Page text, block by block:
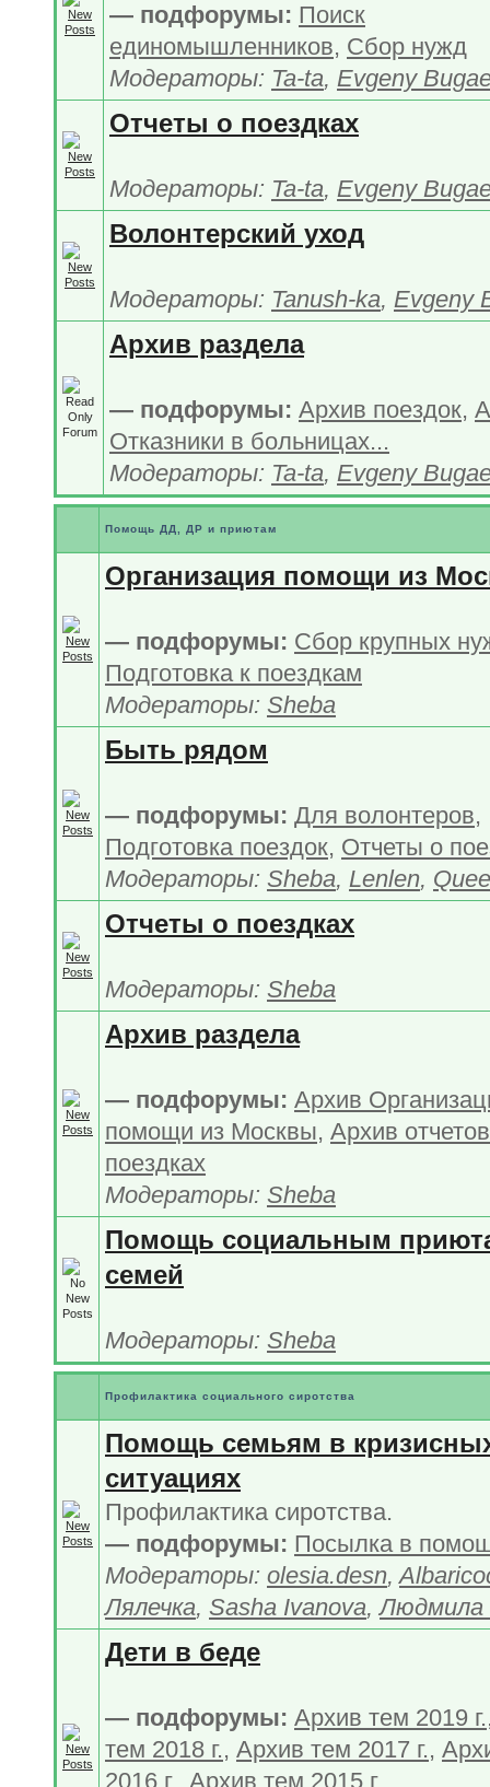
— подфорумы: Поиск
единомышленников, Сбор нужд
Модераторы: Ta-ta, Evgeny
Отчеты о поездках
Модераторы: Ta-ta, Evgeny
Волонтерский уход
Модераторы: Tanush-ka, Evgeny
Архив раздела
— подфорумы: Архив поездок,
Отказники в больницах...
Модераторы: Ta-ta, Evgeny
Помощь ДД, ДР и приютам
Организация помощи из
— подфорумы: Сбор крупных
Подготовка к поездкам
Модераторы: Sheba
Быть рядом
— подфорумы: Для волонтеров,
Подготовка поездок, Отчеты о
Модераторы: Sheba, Lenlen,
Отчеты о поездках
Модераторы: Sheba
Архив раздела
— подфорумы: Архив
помощи из Москвы, Архив
поездках
Модераторы: Sheba
Помощь социальным
семей
Модераторы: Sheba
Профилактика социального сиротства
Помощь семьям в
ситуациях
Профилактика сиротства.
— подфорумы: Посылка в
Модераторы: olesia.desn,
Лялечка, Sasha Ivanova,Людмила
Дети в беде
— подфорумы: Архив тем 2019 г.
тем 2018 г., Архив тем 2017 г.,
2016 г.
Архив тем 2015 г.